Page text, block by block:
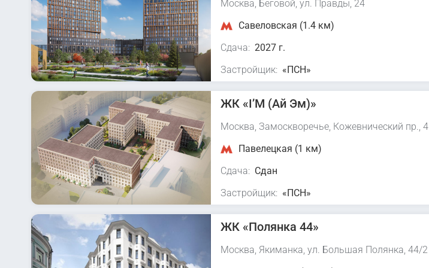
Москва, Беговой, ул. Правды, 24
Савеловская (1.4 км)
Сдача: 2027 г.
Застройщик: «ПСН»
ЖК «I’M (Ай Эм)»
Москва, Замоскворечье, Кожевнический пр., 4
Павелецкая (1 км)
Сдача: Сдан
Застройщик: «ПСН»
ЖК «Полянка 44»
Москва, Якиманка, ул. Большая Полянка, 44/2